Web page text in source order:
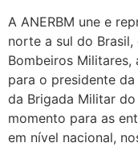
A ANERBM une e
norte a sul do
Bombeiros Militares,
para o presidente
da Brigada Militar
momento para as
em nível nacional,